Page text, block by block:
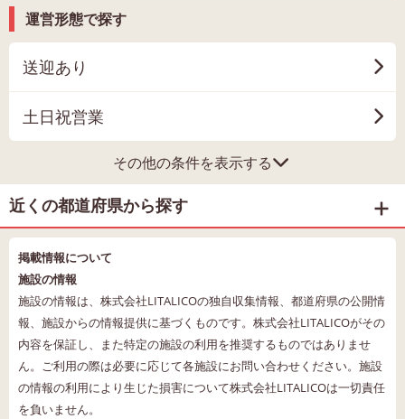
運営形態で探す
送迎あり
土日祝営業
その他の条件を表示する
近くの都道府県から探す
掲載情報について
施設の情報
施設の情報は、株式会社LITALICOの独自収集情報、都道府県の公開情
報、施設からの情報提供に基づくものです。株式会社LITALICOがその
内容を保証し、また特定の施設の利用を推奨するものではありませ
ん。ご利用の際は必要に応じて各施設にお問い合わせください。施設
の情報の利用により生じた損害について株式会社LITALICOは一切責任
を負いません。